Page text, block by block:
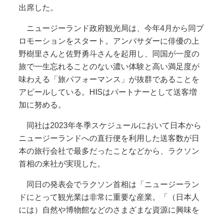
出席した。
ニュージーランド政府観光局は、今年4月から同プ
ロモーションをスタート。アンバサダーに俳優の上
野樹里さんと佐野勇斗さんを起用し、同国が一度の
旅で一生忘れることのない濃い体験と高い満足度が
味わえる「旅パフォーマンス」が抜群であることを
アピールしている。HISはパートナーとして送客増
加に努める。
同社は2023年冬季スケジュールにおいて日本から
ニュージーランドへの直行便を利用した送客数が日
本の旅行会社で最多だったことなどから、ラクソン
首相の来社が実現した。
同日の発表会でラクソン首相は「ニュージーラン
ドにとって観光業は非常に重要な産業。「（日本人
には）自然や博物館などのさまざまな資源に興味を